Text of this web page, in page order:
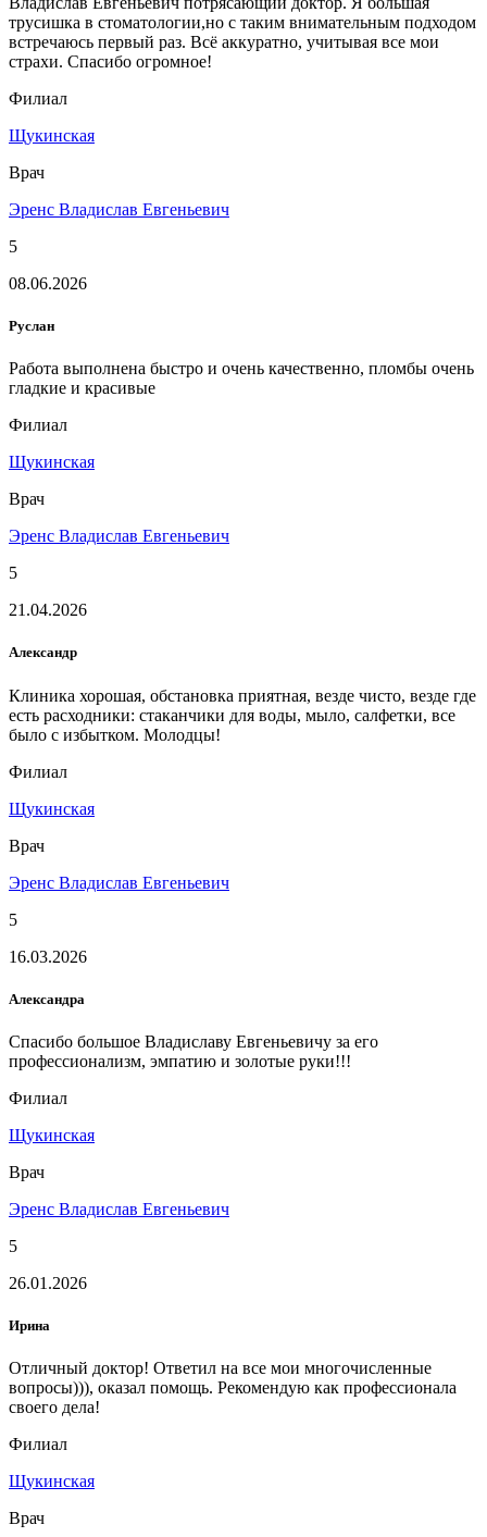
трусишка в стоматологии,но с таким внимательным подходом
встречаюсь первый раз. Всё аккуратно, учитывая все мои
страхи. Спасибо огромное!
Филиал
Щукинская
Врач
Эренс Владислав Евгеньевич
5
08.06.2026
Руслан
Работа выполнена быстро и очень качественно, пломбы очень
гладкие и красивые
Филиал
Щукинская
Врач
Эренс Владислав Евгеньевич
5
21.04.2026
Александр
Клиника хорошая, обстановка приятная, везде чисто, везде где
есть расходники: стаканчики для воды, мыло, салфетки, все
было с избытком. Молодцы!
Филиал
Щукинская
Врач
Эренс Владислав Евгеньевич
5
16.03.2026
Александра
Спасибо большое Владиславу Евгеньевичу за его
профессионализм, эмпатию и золотые руки!!!
Филиал
Щукинская
Врач
Эренс Владислав Евгеньевич
5
26.01.2026
Ирина
Отличный доктор! Ответил на все мои многочисленные
вопросы))), оказал помощь. Рекомендую как профессионала
своего дела!
Филиал
Щукинская
Врач